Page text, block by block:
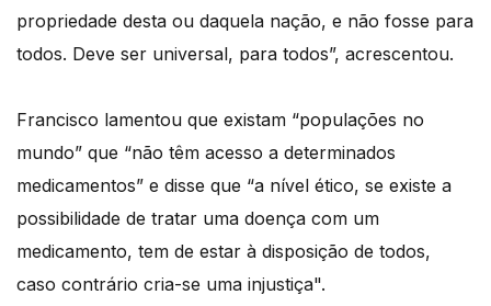
propriedade desta ou daquela nação, e não fosse para
todos. Deve ser universal, para todos”, acrescentou.
Francisco lamentou que existam “populações no
mundo” que “não têm acesso a determinados
medicamentos” e disse que “a nível ético, se existe a
possibilidade de tratar uma doença com um
medicamento, tem de estar à disposição de todos,
caso contrário cria-se uma injustiça".